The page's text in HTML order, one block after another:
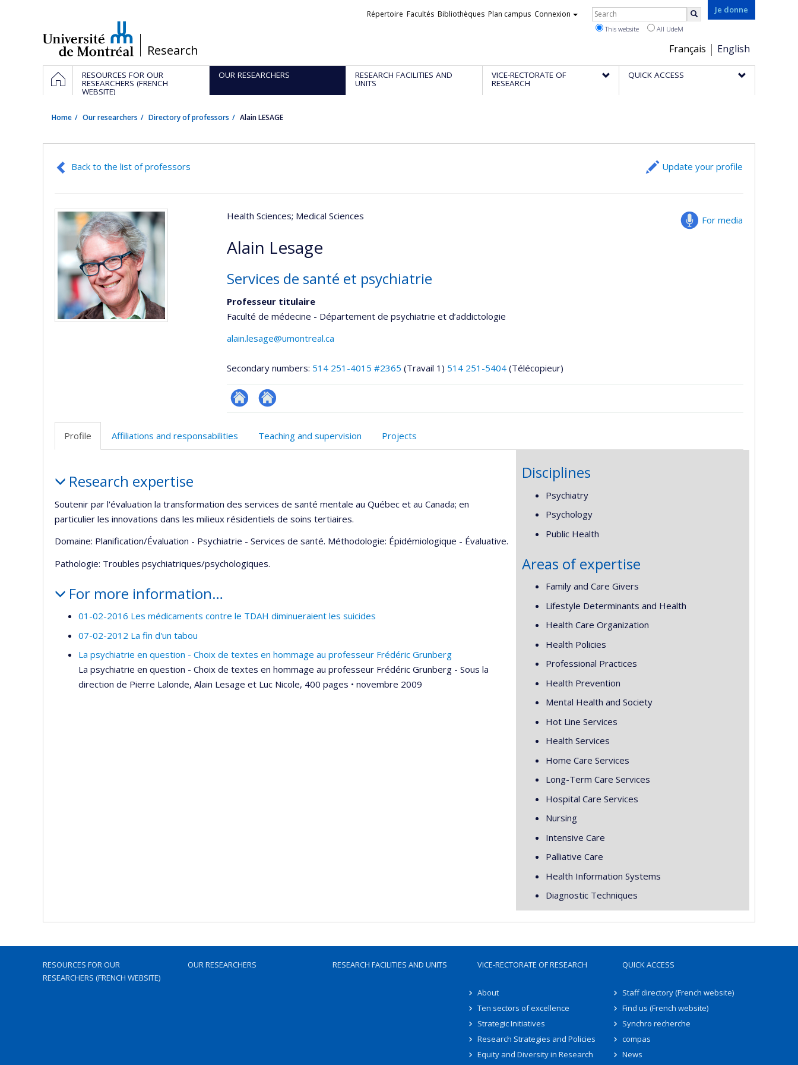
/Research
Je donne
Choix
de
la
Français English
Liens
Répertoire Facultés Bibliothèques Plan campus Connexion Rechercher
This website All UdeM
Navigation
principale
HOMERESOURCES FOR OUR
RESEARCHERS (FRENCH
WEBSITE)
OUR RESEARCHERS RESEARCH FACILITIES AND
UNITS
VICE-RECTORATE OF
RESEARCH
QUICK ACCESS
Home Our researchers Directory of professors Alain LESAGE
Back to the list of professors Update your profile
For media
Health Sciences; Medical Sciences
Alain Lesage
Services de santé et psychiatrie
Professeur titulaire
Faculté de médecine - Département de psychiatrie et d’addictologie
alain.lesage@umontreal.ca
Secondary numbers: 514 251-4015 #2365 (Travail 1) 514 251-5404 (Télécopieur)
ResearchGate
Site
Profile Affiliations and responsabilities Teaching and supervision Projects
Research expertise
Soutenir par l'évaluation la transformation des services de santé mentale au Québec et au Canada; en
particulier les innovations dans les milieux résidentiels de soins tertiaires.
Domaine: Planification/Évaluation - Psychiatrie - Services de santé. Méthodologie: Épidémiologique - Évaluative.
Pathologie: Troubles psychiatriques/psychologiques.
For more information…
01-02-2016 Les médicaments contre le TDAH diminueraient les suicides
07-02-2012 La fin d'un tabou
La psychiatrie en question - Choix de textes en hommage au professeur Frédéric Grunberg
La psychiatrie en question - Choix de textes en hommage au professeur Frédéric Grunberg - Sous la
direction de Pierre Lalonde, Alain Lesage et Luc Nicole, 400 pages • novembre 2009
Disciplines
Psychiatry
Psychology
Public Health
Areas of expertise
Family and Care Givers
Lifestyle Determinants and Health
Health Care Organization
Health Policies
Professional Practices
Health Prevention
Mental Health and Society
Hot Line Services
Health Services
Home Care Services
Long-Term Care Services
Hospital Care Services
Nursing
Intensive Care
Palliative Care
Health Information Systems
Diagnostic Techniques
RESOURCES FOR OUR
RESEARCHERS (FRENCH WEBSITE)
OUR RESEARCHERS RESEARCH FACILITIES AND UNITS VICE-RECTORATE OF RESEARCH
About
Ten sectors of excellence
Strategic Initiatives
Research Strategies and Policies
Equity and Diversity in Research
QUICK ACCESS
Staff directory (French website)
Find us (French website)
Synchro recherche
compas
News